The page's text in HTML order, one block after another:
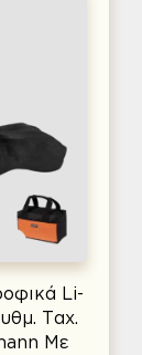
Li-
Ταχ.
Με